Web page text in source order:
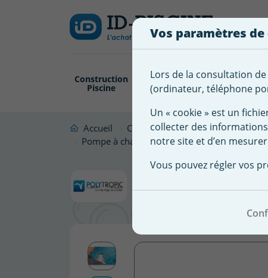
Construction
Piscine
Revêtement
Piscine
Pompe
Filtration
Accueil Chauffage piscine &
Pompe à chaleur MASTER INVERTER S+
Pompe à
Vos paramètres
Lors de la consultation
(ordinateur, téléphone
Un « cookie » est un
collecter des
notre site et d’en
Vous pouvez régler vos